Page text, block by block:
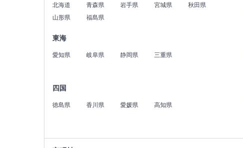
北海道 青森県 岩手県 宮城県
秋田県
山形県
福島県
東海
愛知県 岐阜県 静岡県 三重県
四国
徳島県 香川県 愛媛県 高知県